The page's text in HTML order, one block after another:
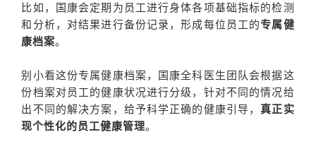
比如，国康会定期为员工进行身体各项基础指标的检测
和分析，对结果进行备份记录，形成每位员工的专属健
康档案。
别小看这份专属健康档案，国康全科医生团队会根据这
份档案对员工的健康状况进行分级，针对不同的情况给
出不同的解决方案，给予科学正确的健康引导，真正实
现个性化的员工健康管理。